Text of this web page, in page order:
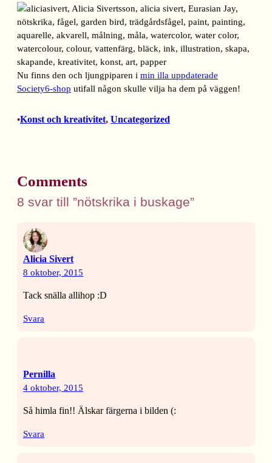
Nu finns den och ljungpiparen i min illa uppdaterade
Society6-shop utifall någon skulle vilja ha dem på väggen!
•Konst och kreativitet, Uncategorized
Comments
8 svar till ”nötskrika i buskage”
Alicia Sivert
8 oktober, 2015
Tack snälla allihop :D
Svara
Pernilla
4 oktober, 2015
Så himla fin!! Älskar färgerna i bilden (:
Svara